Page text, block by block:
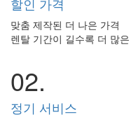
맞춤 제작된 더 나은 가격
렌탈 기간이 길수록 더 많
02.
정기 서비스